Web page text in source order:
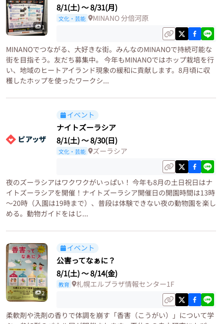
1
8/1(土)〜8/31(月)
文化・芸能 MINANO 分倍河原
MINANOでつながる、大好きな街。みんなのMINANOで持続可能な
街を目指そう。友だち募集中。 今年もMINANOではホップ栽培を行
い、地域のヒートアイランド現象の緩和に貢献します。8月頃に収
穫したホップを使ったワークシ...
イベント
ナイトズーラシア
8/1(土)〜8/30(日)
文化・芸能 ズーラシア
夜のズーラシアはワクワクがいっぱい！ 今年も8月の土日祝日はナ
イトズーラシアを開催！ナイトズーラシア開催日の開園時間は13時
～20時（入園は19時まで）、普段は体験できない夜の動物園を楽し
める。動物ガイドをはじ...
2
イベント
公害ってなぁに？
8/1(土)〜8/14(金)
教育 札幌エルプラザ情報センター1F
柔軟剤や洗剤の香りで体調を崩す「香害（こうがい）」について学